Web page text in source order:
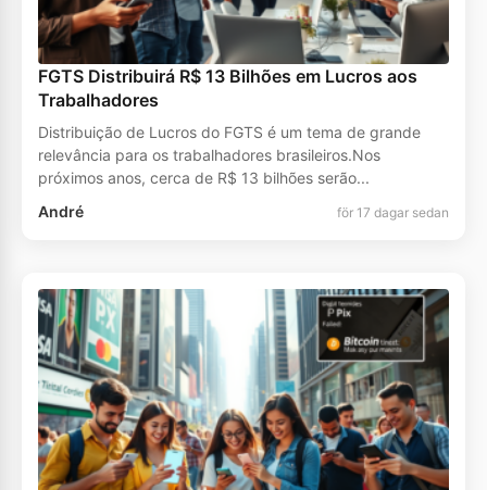
FGTS Distribuirá R$ 13 Bilhões em Lucros aos
Trabalhadores
Distribuição de Lucros do FGTS é um tema de grande
relevância para os trabalhadores brasileiros.Nos
próximos anos, cerca de R$ 13 bilhões serão...
André
för 17 dagar sedan